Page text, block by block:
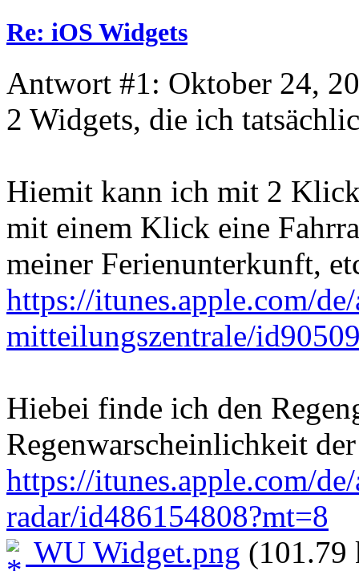
Re: iOS Widgets
Antwort #1: Oktober 24,
2 Widgets, die ich
Hiemit kann ich mit 2
mit einem Klick eine
meiner Ferienunterkunft,
https://itunes.apple.com/
mitteilungszentrale/
Hiebei finde ich den
Regenwarscheinlichkeit
https://itunes.apple.com/
radar/id486154808?mt=8
WU Widget.png (101.79